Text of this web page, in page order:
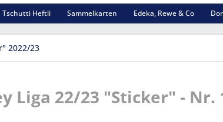
Tschutti Heftli Sammelkarten Edeka, Rewe & Co
2022/23
Liga 22/23 "Sticker" - Nr.